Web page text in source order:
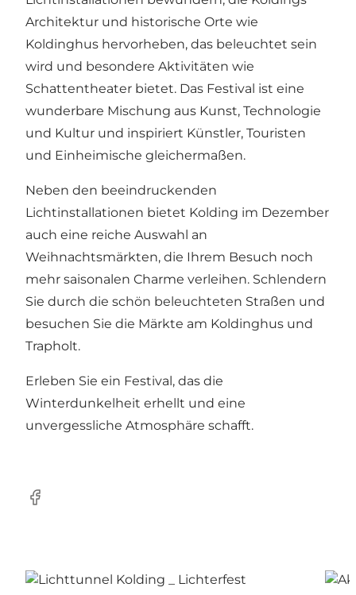
Architektur und historische Orte wie
Koldinghus hervorheben, das beleuchtet sein
wird und besondere Aktivitäten wie
Schattentheater bietet. Das Festival ist eine
wunderbare Mischung aus Kunst, Technologie
und Kultur und inspiriert Künstler, Touristen
und Einheimische gleichermaßen.
Neben den beeindruckenden
Lichtinstallationen bietet Kolding im Dezember
auch eine reiche Auswahl an
Weihnachtsmärkten, die Ihrem Besuch noch
mehr saisonalen Charme verleihen. Schlendern
Sie durch die schön beleuchteten Straßen und
besuchen Sie die Märkte am Koldinghus und
Trapholt​.
Erleben Sie ein Festival, das die
Winterdunkelheit erhellt und eine
unvergessliche Atmosphäre schafft.
Facebook